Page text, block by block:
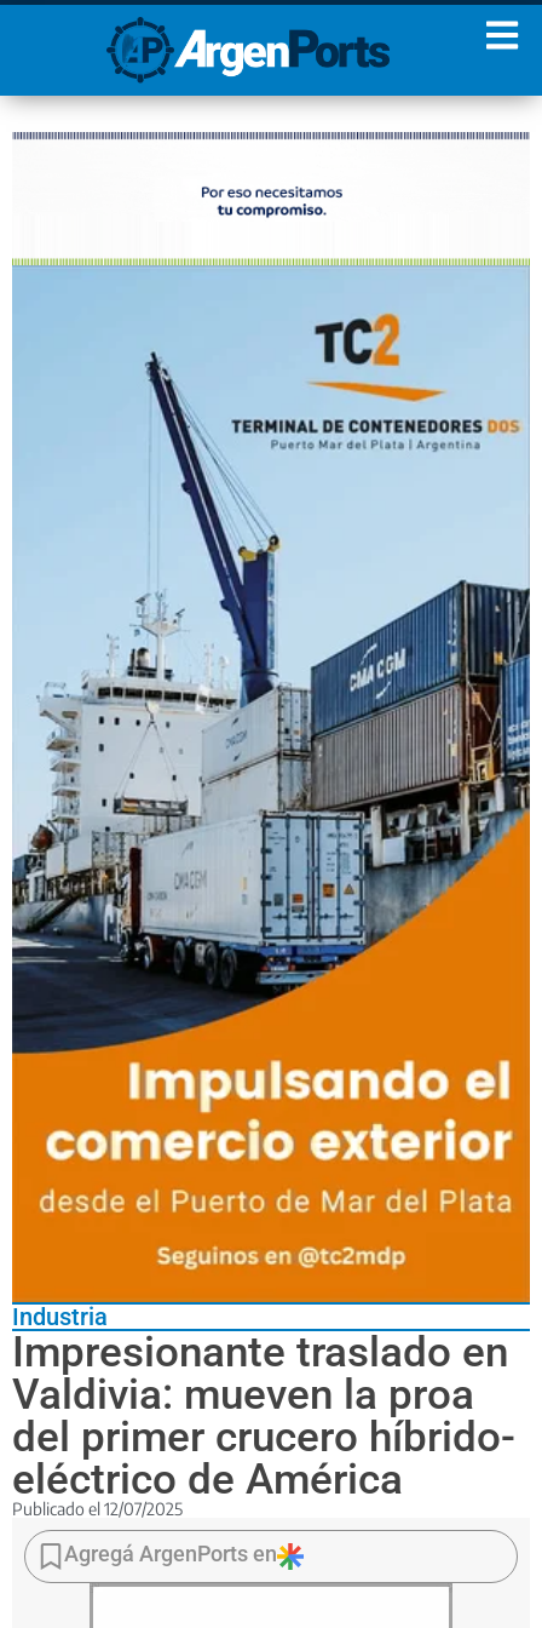
Industria
Impresionante traslado en
Valdivia: mueven la proa
del primer crucero híbrido-
eléctrico de América
Publicado el 12/07/2025
La
maniobra
movilizó
Agregá ArgenPorts en
¡Sumate a nuestro
Newsletter!
Apellidos
Email
privacidad.